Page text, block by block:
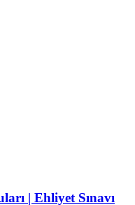
| Ehliyet Sınavı